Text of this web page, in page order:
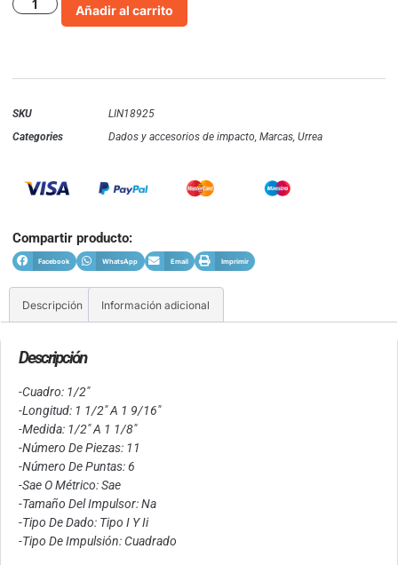
Añadir al carrito
SKU
LIN18925
Categories
Dados y accesorios de impacto Marcas Urrea
Compartir producto:
Facebook WhatsApp Email Imprimir
Descripción Información adicional
Descripción
-Cuadro: 1/2″
-Longitud: 1 1/2″ A 1 9/16″
-Medida: 1/2″ A 1 1/8″
-Número De Piezas: 11
-Número De Puntas: 6
-Sae O Métrico: Sae
-Tamaño Del Impulsor: Na
-Tipo De Dado: Tipo I Y Ii
-Tipo De Impulsión: Cuadrado